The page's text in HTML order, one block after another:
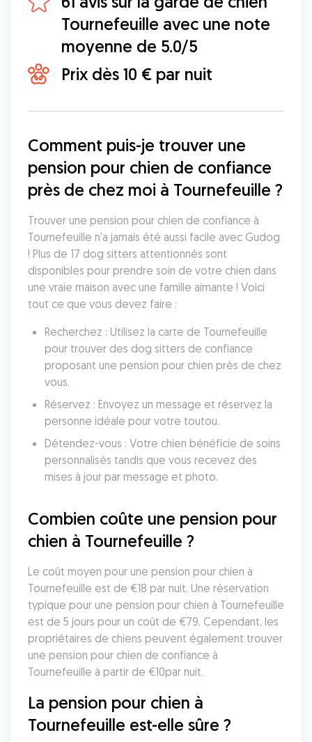
Tournefeuille avec une note
moyenne de 5.0/5
Prix dès 10 € par nuit
Comment puis-je trouver une
pension pour chien de confiance
près de chez moi à Tournefeuille ?
Trouver une pension pour chien de confiance à
Tournefeuille n'a jamais été aussi facile avec Gudog
! Plus de 17 dog sitters attentionnés sont
disponibles pour prendre soin de votre chien dans
une vraie maison avec une famille aimante ! Voici
tout ce que vous devez faire :
Recherchez : Utilisez la carte de Tournefeuille
pour trouver des dog sitters de confiance
proposant une pension pour chien près de chez
vous.
Réservez : Envoyez un message et réservez la
personne idéale pour votre toutou.
Détendez-vous : Votre chien bénéficie de soins
personnalisés tandis que vous recevez des
mises à jour par message et photo.
Combien coûte une pension pour
chien à Tournefeuille ?
Le coût moyen pour une pension pour chien à
Tournefeuille est de €18 par nuit. Une réservation
typique pour une pension pour chien à Tournefeuille
est de 5 jours pour un coût de €79. Cependant, les
propriétaires de chiens peuvent également trouver
une pension pour chien de confiance à
Tournefeuille à partir de €10par nuit.
La pension pour chien à
Tournefeuille est-elle sûre ?